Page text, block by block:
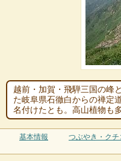
越前・加賀・飛騨三国の峰
た岐阜県石徹白からの禅定
名付けたとも。高山植物も
基本情報 つぶやき・クチ